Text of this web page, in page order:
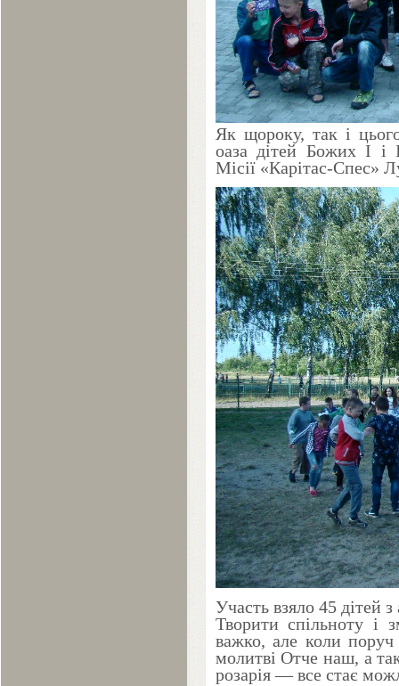
Як щороку, так і
оаза дітей Божих І і
Місії «Карітас-Спес»
Участь взяло 45дітей з
Творити спільноту і
важко, але коли
молитві Отче наш, а
розарія — все стає